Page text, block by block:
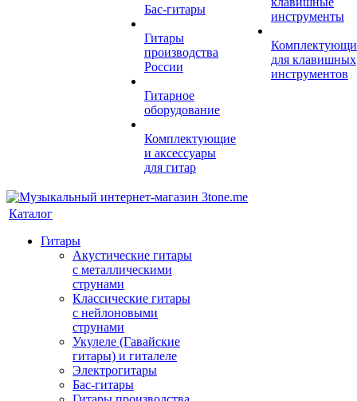
Бас-гитары
Гитары
производства
России
Гитарное
оборудование
Комплектующие
и аксессуары
для гитар
инструменты
для клавишных
инструментов
Каталог
Гитары
Акустические гитары
с металлическими
струнами
Классические гитары
с нейлоновыми
струнами
Укулеле (Гавайские
гитары) и гиталеле
Электрогитары
Бас-гитары